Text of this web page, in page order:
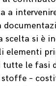
a
scelta si è
elementi
tutte le fasi
–